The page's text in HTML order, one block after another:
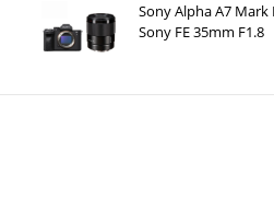
Sony Alpha A7 Mark
Sony FE 35mm F1.8